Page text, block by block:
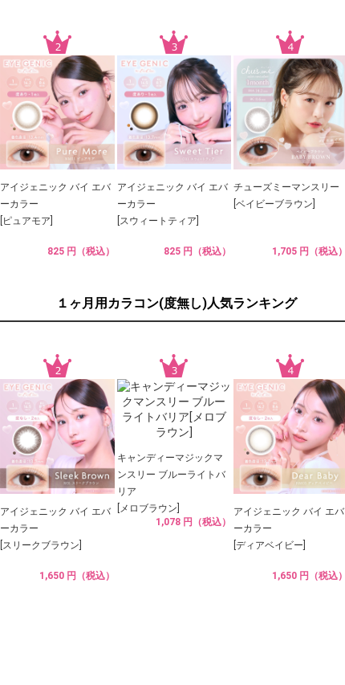
アイジェニック バイ エバ
ーカラー
[ピュアモア]
825 円（税込）
アイジェニック バイ エバ
ーカラー
[スウィートティア]
825 円（税込）
チューズミーマンスリー
[ベイビーブラウン]
1,705 円（税込）
１ヶ月用カラコン(度無し)人気ランキング
アイジェニック バイ エバ
ーカラー
[スリークブラウン]
1,650 円（税込）
キャンディーマジックマ
ンスリー ブルーライトバ
リア
[メロブラウン]
1,078 円（税込）
アイジェニック バイ エバ
ーカラー
[ディアベイビー]
1,650 円（税込）